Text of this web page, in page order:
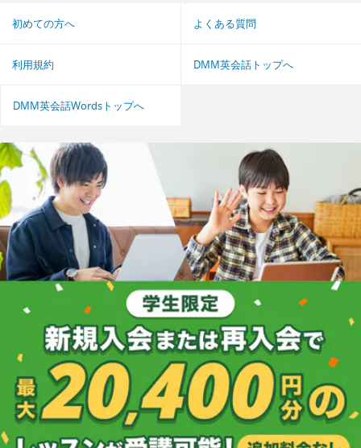
初めての方へ よくある質問
利用規約 DMM英会話トップへ
DMM英会話Wordsトップへ